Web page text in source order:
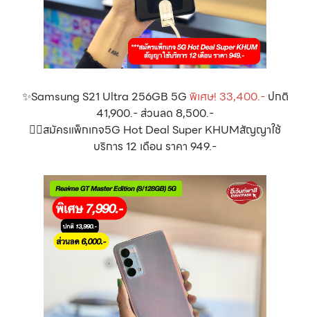
✨Samsung S21 Ultra 256GB 5G พิเศษ! 33,400.-ปกติ
41,900.- ส่วนลด 8,500.-
👉🏻สมัครแพ็กเกจ5G Hot Deal Super KHUMสัญญาใช้
บริการ 12 เดือน ราคา 949.-